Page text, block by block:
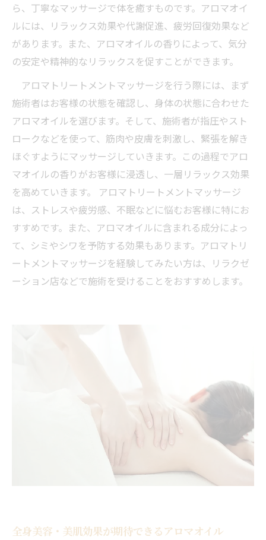
ら、丁寧なマッサージで体を癒すものです。アロマオイ
ルには、リラックス効果や代謝促進、疲労回復効果など
があります。また、アロマオイルの香りによって、気分
の安定や精神的なリラックスを促すことができます。
アロマトリートメントマッサージを行う際には、まず
施術者はお客様の状態を確認し、身体の状態に合わせた
アロマオイルを選びます。そして、施術者が指圧やスト
ロークなどを使って、筋肉や皮膚を刺激し、緊張を解き
ほぐすようにマッサージしていきます。この過程でアロ
マオイルの香りがお客様に浸透し、一層リラックス効果
を高めていきます。 アロマトリートメントマッサージ
は、ストレスや疲労感、不眠などに悩むお客様に特にお
すすめです。また、アロマオイルに含まれる成分によっ
て、シミやシワを予防する効果もあります。アロマトリ
ートメントマッサージを経験してみたい方は、リラクゼ
ーション店などで施術を受けることをおすすめします。
全身美容・美肌効果が期待できるアロマオイル